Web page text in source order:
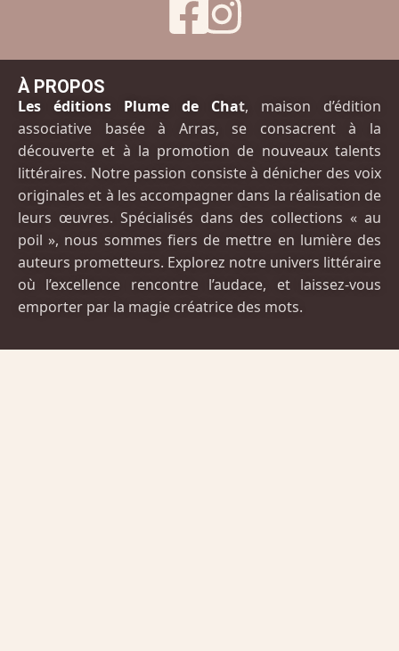
À PROPOS
Les éditions Plume de Chat, maison d’édition
associative basée à Arras, se consacrent à la
découverte et à la promotion de nouveaux talents
littéraires. Notre passion consiste à dénicher des voix
originales et à les accompagner dans la réalisation de
leurs œuvres. Spécialisés dans des collections « au
poil », nous sommes fiers de mettre en lumière des
auteurs prometteurs. Explorez notre univers littéraire
où l’excellence rencontre l’audace, et laissez-vous
emporter par la magie créatrice des mots.